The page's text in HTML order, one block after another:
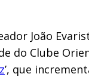
João
do Clube
’, que